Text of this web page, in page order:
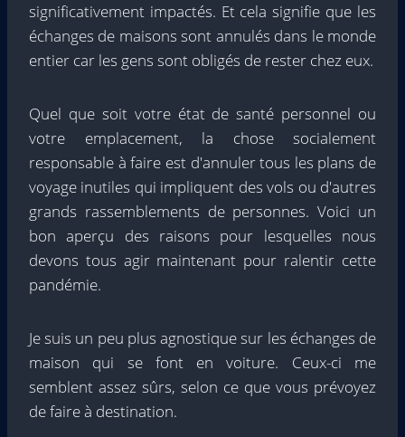
significativement impactés. Et cela signifie que les
échanges de maisons sont annulés dans le monde
entier car les gens sont obligés de rester chez eux.
Quel que soit votre état de santé personnel ou
votre emplacement, la chose socialement
responsable à faire est d'annuler tous les plans de
voyage inutiles qui impliquent des vols ou d'autres
grands rassemblements de personnes. Voici un
bon aperçu des raisons pour lesquelles nous
devons tous agir maintenant pour ralentir cette
pandémie.
Je suis un peu plus agnostique sur les échanges de
maison qui se font en voiture. Ceux-ci me
semblent assez sûrs, selon ce que vous prévoyez
de faire à destination.